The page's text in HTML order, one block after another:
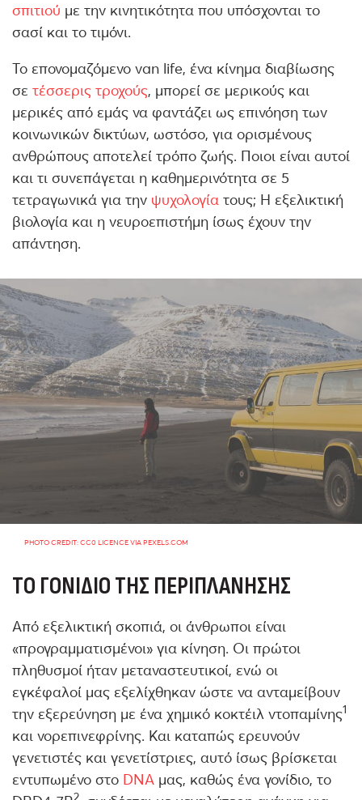
σπιτιού με την κινητικότητα που υπόσχονται το
σασί και το τιμόνι.
Το επονομαζόμενο van life, ένα κίνημα διαβίωσης
σε τέσσερις τροχούς, μπορεί σε μερικούς και
μερικές από εμάς να φαντάζει ως επινόηση των
κοινωνικών δικτύων, ωστόσο, για ορισμένους
ανθρώπους αποτελεί τρόπο ζωής. Ποιοι είναι αυτοί
και τι συνεπάγεται η καθημερινότητα σε 5
τετραγωνικά για την ψυχολογία τους; Η εξελικτική
βιολογία και η νευροεπιστήμη ίσως έχουν την
απάντηση.
PHOTO CREDIT: CC0 LICENCE VIA PEXELS.COM
ΤΟ ΓΟΝΊΔΙΟ ΤΗΣ ΠΕΡΙΠΛΆΝΗΣΗΣ
Από εξελικτική σκοπιά, οι άνθρωποι είναι
«προγραμματισμένοι» για κίνηση. Οι πρώτοι
πληθυσμοί ήταν μεταναστευτικοί, ενώ οι
εγκέφαλοί μας εξελίχθηκαν ώστε να ανταμείβουν
την εξερεύνηση με ένα χημικό κοκτέιλ ντοπαμίνης1
και νορεπινεφρίνης. Και καταπώς ερευνούν
γενετιστές και γενετίστριες, αυτό ίσως βρίσκεται
εντυπωμένο στο DNA μας, καθώς ένα γονίδιο, το
2